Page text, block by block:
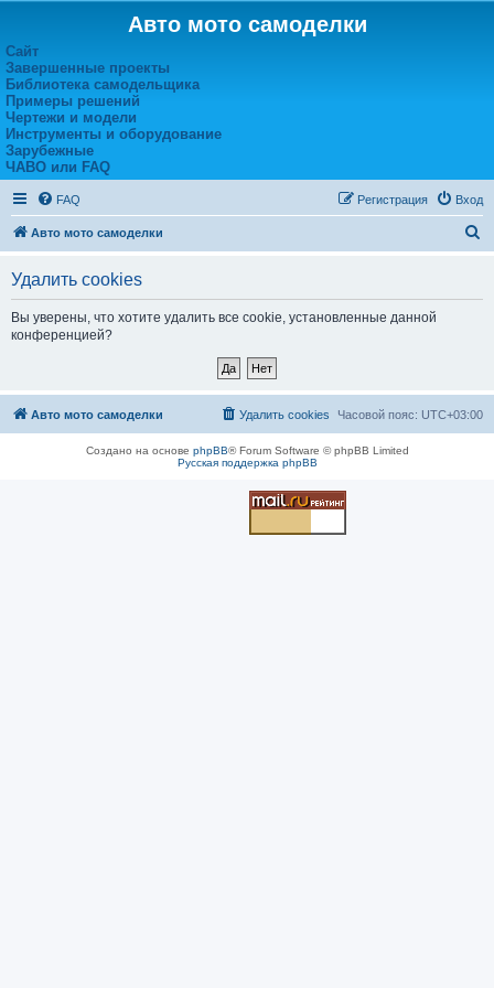
Авто мото самоделки
Сайт
Завершенные проекты
Библиотека самодельщика
Примеры решений
Чертежи и модели
Инструменты и оборудование
Зарубежные
ЧАВО или FAQ
FAQ Вход
Регистрация
Авто мото самоделки
Удалить cookies
Вы уверены, что хотите удалить все cookie, установленные данной
конференцией?
Авто мото самоделки Часовой пояс: UTC+03:00
Удалить cookies
Создано на основе phpBB® Forum Software © phpBB Limited
Русская поддержка phpBB